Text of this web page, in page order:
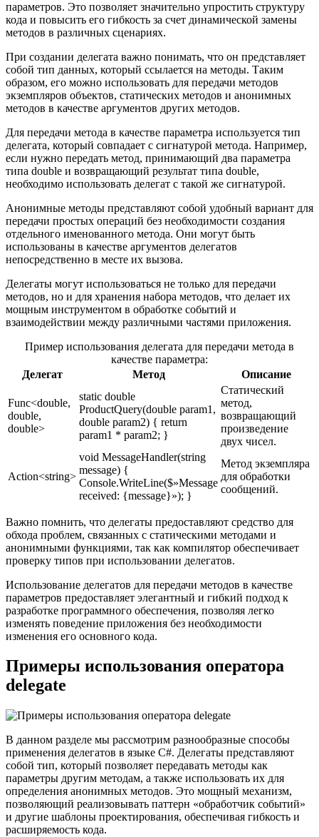
параметров. Это позволяет значительно упростить структуру
кода и повысить его гибкость за счет динамической замены
методов в различных сценариях.
При создании делегата важно понимать, что он представляет
собой тип данных, который ссылается на методы. Таким
образом, его можно использовать для передачи методов
экземпляров объектов, статических методов и анонимных
методов в качестве аргументов других методов.
Для передачи метода в качестве параметра используется тип
делегата, который совпадает с сигнатурой метода. Например,
если нужно передать метод, принимающий два параметра
типа double и возвращающий результат типа double,
необходимо использовать делегат с такой же сигнатурой.
Анонимные методы представляют собой удобный вариант для
передачи простых операций без необходимости создания
отдельного именованного метода. Они могут быть
использованы в качестве аргументов делегатов
непосредственно в месте их вызова.
Делегаты могут использоваться не только для передачи
методов, но и для хранения набора методов, что делает их
мощным инструментом в обработке событий и
взаимодействии между различными частями приложения.
Пример использования делегата для передачи метода в
качестве параметра:
Делегат
Метод Описание
Func<double,
double,
double>
static double
ProductQuery(double param1,
double param2) { return
param1 * param2; }
Статический
метод,
возвращающий
произведение
двух чисел.
Action<string>
void MessageHandler(string
message) {
Console.WriteLine($»Message
received: {message}»); }
Метод экземпляра
для обработки
сообщений.
Важно помнить, что делегаты предоставляют средство для
обхода проблем, связанных с статическими методами и
анонимными функциями, так как компилятор обеспечивает
проверку типов при использовании делегатов.
Использование делегатов для передачи методов в качестве
параметров предоставляет элегантный и гибкий подход к
разработке программного обеспечения, позволяя легко
изменять поведение приложения без необходимости
изменения его основного кода.
Примеры использования оператора
delegate
В данном разделе мы рассмотрим разнообразные способы
применения делегатов в языке C#. Делегаты представляют
собой тип, который позволяет передавать методы как
параметры другим методам, а также использовать их для
определения анонимных методов. Это мощный механизм,
позволяющий реализовывать паттерн «обработчик событий»
и другие шаблоны проектирования, обеспечивая гибкость и
расширяемость кода.